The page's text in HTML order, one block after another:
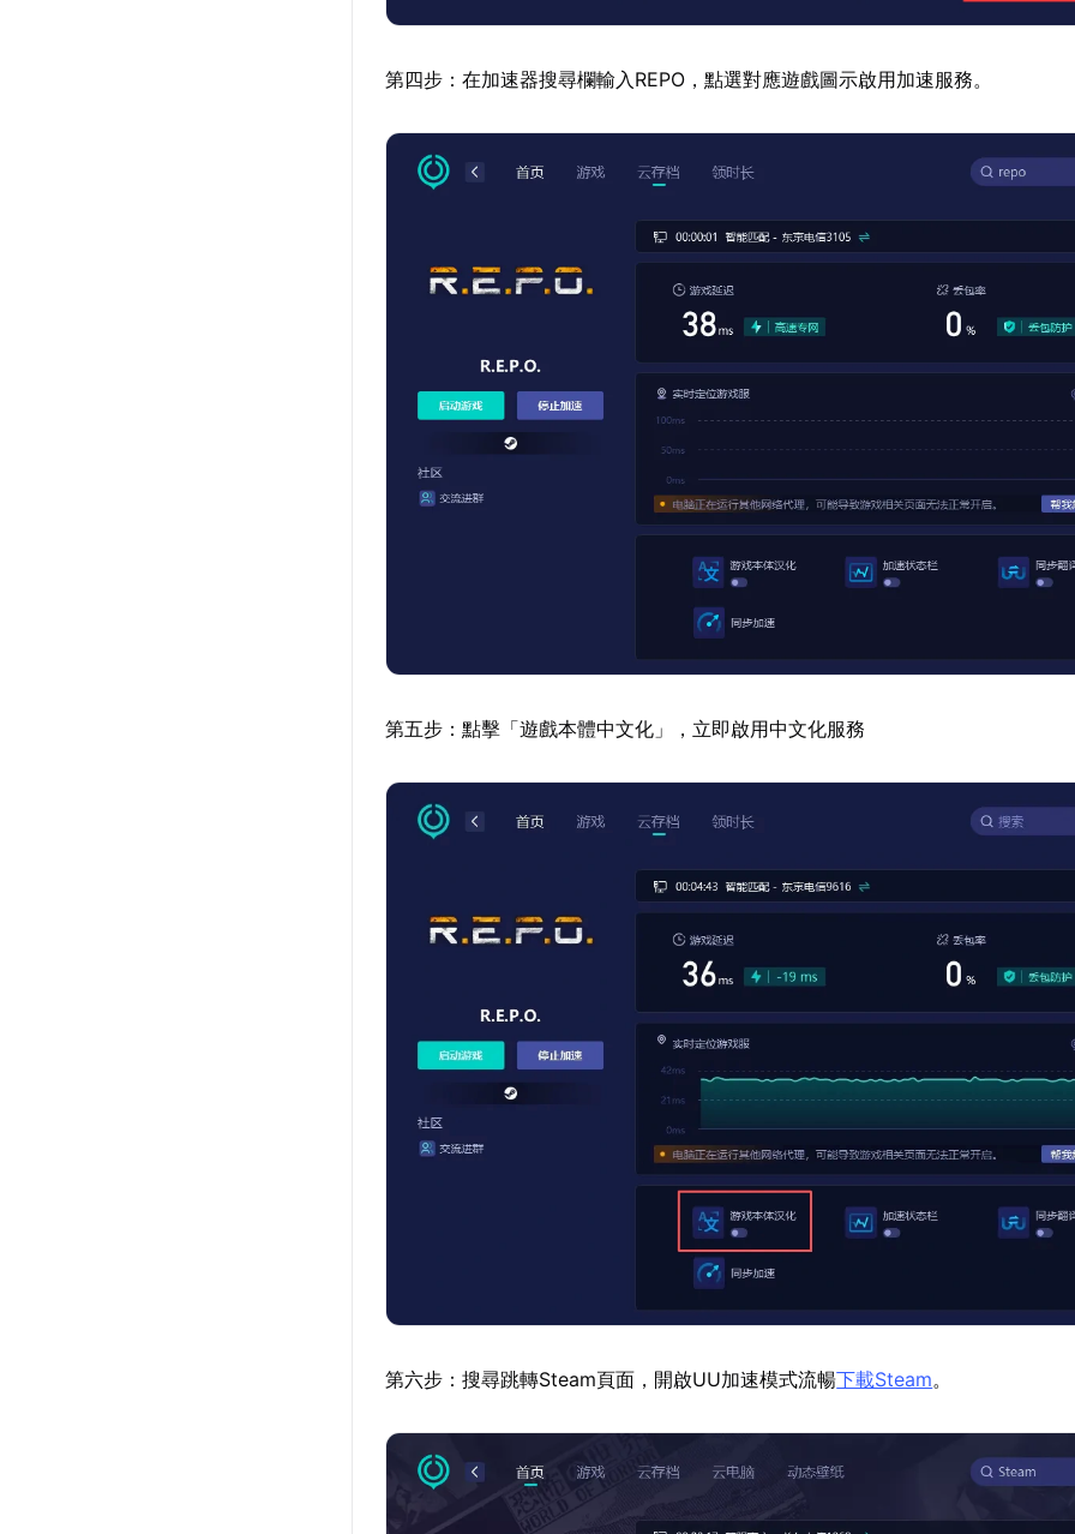
第四步：在加速器搜尋欄輸入REPO，點選對應遊戲圖示啟用加速服務。
第五步：點擊「遊戲本體中文化」，立即啟用中文化服務
第六步：搜尋跳轉Steam頁面，開啟UU加速模式流暢下載Steam。